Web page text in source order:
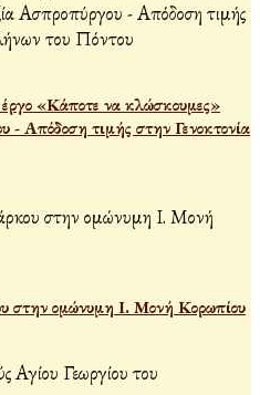
«Κάποτε να κλώσκουμες»
- Απόδοση τιμής στην Γενοκτονία
στην ομώνυμη Ι. Μονή Κορωπίου